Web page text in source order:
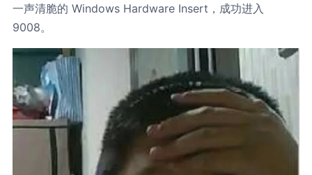
一声清脆的 Windows Hardware Insert，成功进入
9008。